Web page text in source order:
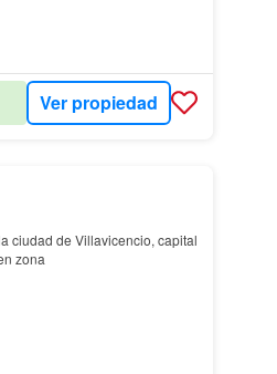
Ver propiedad
ciudad de Villavicencio, capital
zona